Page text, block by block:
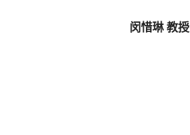
闵惜琳 教授